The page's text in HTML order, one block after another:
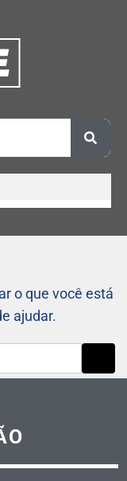
o que você está
ajudar.